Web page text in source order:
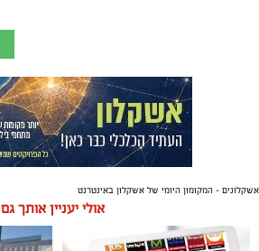
אשקלונים - המקומון היומי של אשקלון באינטרנט
אולי יעניין אותך גם